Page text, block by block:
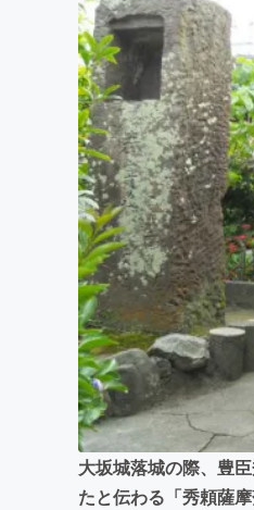
映像
ビジ
まち
大坂城落城の際、豊
たと伝わる「秀頼薩